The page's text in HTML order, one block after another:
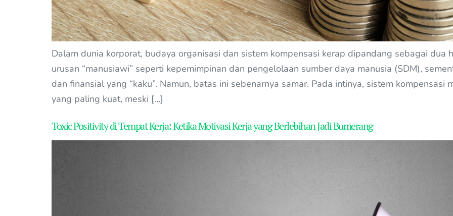
Dalam dunia korporat, budaya organisasi dan sistem kompensasi kerap dipandang sebagai dua
urusan “manusiawi” seperti kepemimpinan dan pengelolaan sumber daya manusia (SDM),
dan finansial yang “kaku”. Namun, batas ini sebenarnya samar. Pada intinya, sistem
yang paling kuat, meski […]
Toxic Positivity di Tempat Kerja: Ketika Motivasi Kerja yang Berlebihan Jadi Bumerang